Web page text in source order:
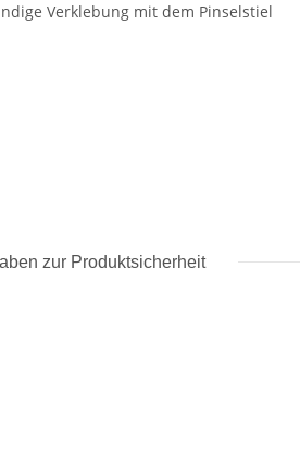
Verklebung mit dem Pinselstiel
zur Produktsicherheit